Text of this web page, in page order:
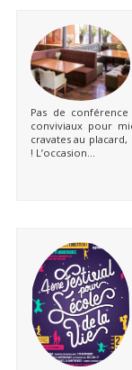
Pas de
conviviaux pour
cravates au
! L’occasion...